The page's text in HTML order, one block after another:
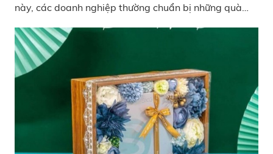
này, các doanh nghiệp thường chuẩn bị những quà
chương trình tri ân,... 5+ ý tưởng quà tặng khách
hàng VIP cao cấp mà bạn đang tìm kiếm Tuy nhiên,
việc lựa chọn quà tặng cho khách hàng VIP cũng
không phải dễ dàng, quà tặng phải nói lên được tấm
lòng của doanh nghiệp cũng như tầm quan trọng của
người nhận. Do đó, KATA sẽ giúp bạn tham khảo một
vài ý tưởng quà tặng khách hàng VIP cao cấp mà có
lẽ bạn đang tìm kiếm ngay trong bài viết dưới đây